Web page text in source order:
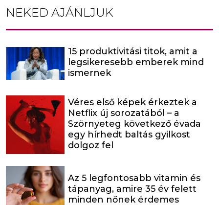
NEKED AJÁNLJUK
15 produktivitási titok, amit a
legsikeresebb emberek mind
ismernek
Véres első képek érkeztek a
Netflix új sorozatából – a
Szörnyeteg következő évada
egy hírhedt baltás gyilkost
dolgoz fel
Az 5 legfontosabb vitamin és
tápanyag, amire 35 év felett
minden nőnek érdemes